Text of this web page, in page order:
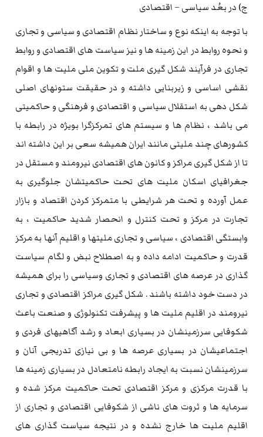
ج) در بعُد سیاسی – اقتصادی
با توجه به اینکه نوع و ساختار نظام اقتصادی و سیاسی و تجاری
و نحوه روابط در این زمینه ها و نیز سیاست های اقتصادی و روابط
تجاری در فرآیند شکل گیری ملت و تکوین ملی ملیت ها و اقوام
نقشی اساسی و زیربنایی داشته و در حقیقت ستونهای اصلی
شکل دهی به استقلال سیاسی و اقتصادی و فرهنگی و حاکمیتی
می باشد ، نظام ها و سیستم های تمرکزگرا بویژه در رابطه با
کشورهای چند ملیتی مانند ایران همیشه سعی بر این داشته اند
تا از شکل گیری مراکز و کانون های اقتصادی نیرومند و مستقل در
جغرافیای اسکان ملیت های تحت حاکمیتشان جلوگیری به
عمل آورده و تحت هر شرایطی با متمرکز کردن اقتصاد و بازار
تجارت در مرکز و تحت کنترل و انحصار شدید حاکمیت ، به
وابستگی اقتصادی ، سیاسی و تجاری ملیتها و اقلیم آنها به مرکز
قدرت و حاکمیت ادامه داده و به اصطلاح نبض و لگام سیاست
گذاری در عرصه های اقتصادی و تجاری وسیاسی را برای همیشه
در دست خود داشته باشند . شکل گیری مراکز اقتصادی و تجاری
نیرومند در اقلیم ملیت ها و پیشرفت تکنولوژی و صنعت باعث
شکوفایی سرزمینشان در بسیاری ابعاد و رشد آگاهیهای فردی و
اجتماعیشان در بسیاری عرصه ها و بی نیازی تدریجی آنان و
سرزمینشان نسبت به ایجاد رابطه نامتعادل در بسیاری زمینه ها
با قدرت مرکزی و مرکز اقتصادی تحت حاکمیت مرکز شده و
سرمایه ها و ثروت های ناشی از شکوفایی اقتصادی و تجاری از
اقلیم ملیت ها خارج نشده و در نتیجه سیاست گذاری های